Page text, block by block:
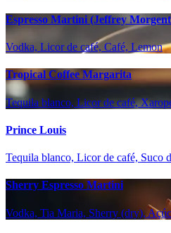
Espresso Martini (Jeffrey
Vodka, Licor de café, Café, Lemon
Tropical Coffee Margarita
Tequila blanco, Licor de café,
Prince Louis
Tequila blanco, Licor de café, Suco
Sherry Espresso Martini
Vodka, Tia Maria, Sherry (dry),